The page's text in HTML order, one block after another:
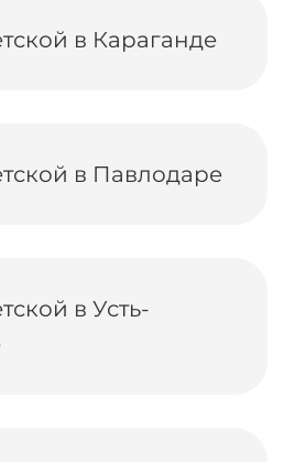
в Караганде
в Павлодаре
в Усть-